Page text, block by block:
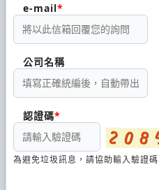
e-mail
公司名稱
認證碼
為避免垃圾訊息，請協助輸入驗證